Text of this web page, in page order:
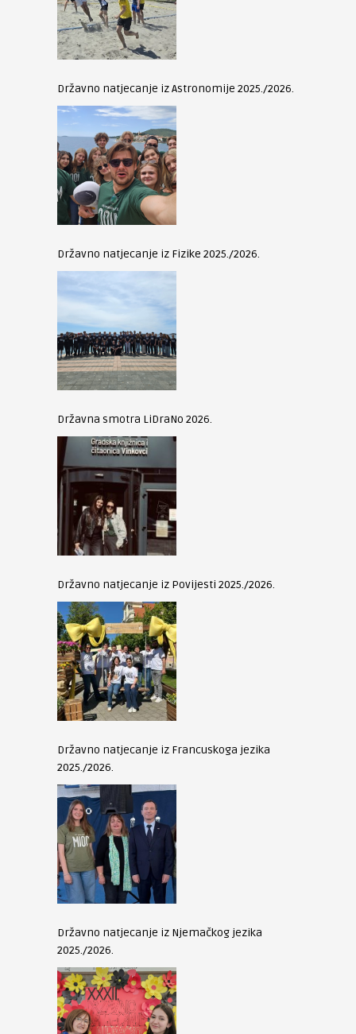
Državno natjecanje iz Astronomije 2025./2026.
Državno natjecanje iz Fizike 2025./2026.
Državna smotra LiDraNo 2026.
Državno natjecanje iz Povijesti 2025./2026.
Državno natjecanje iz Francuskoga jezika
2025./2026.
Državno natjecanje iz Njemačkog jezika
2025./2026.